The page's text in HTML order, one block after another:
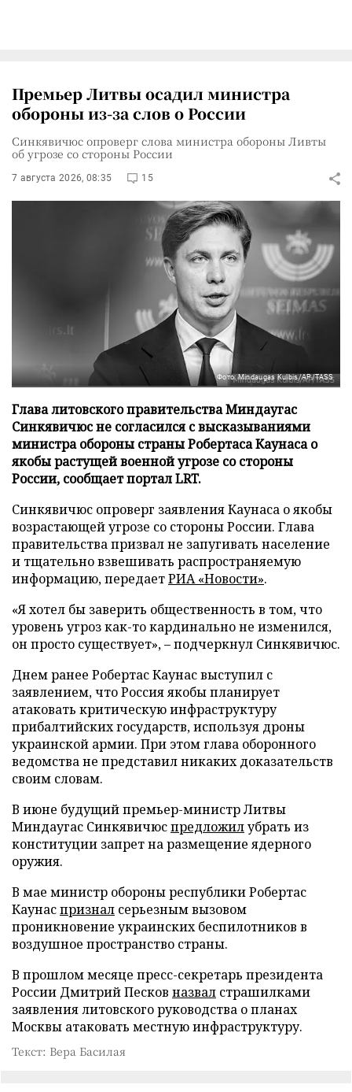
Премьер Литвы осадил министра
обороны из-за слов о России
Синкявичюс опроверг слова министра обороны Ливты
об угрозе со стороны России
7 августа 2026, 08:35 15
Фото: Mindaugas Kulbis/AP/TASS
Глава литовского правительства Миндаугас
Синкявичюс не согласился с высказываниями
министра обороны страны Робертаса Каунаса о
якобы растущей военной угрозе со стороны
России, сообщает портал LRT.
Синкявичюс опроверг заявления Каунаса о якобы
возрастающей угрозе со стороны России. Глава
правительства призвал не запугивать население
и тщательно взвешивать распространяемую
информацию, передаетРИА «Новости».
«Я хотел бы заверить общественность в том, что
уровень угроз как-то кардинально не изменился,
он просто существует», – подчеркнул Синкявичюс.
Днем ранее Робертас Каунас выступил с
заявлением, что Россия якобы планирует
атаковать критическую инфраструктуру
прибалтийских государств, используя дроны
украинской армии. При этом глава оборонного
ведомства не представил никаких доказательств
своим словам.
В июне будущий премьер-министр Литвы
Миндаугас Синкявичюспредложилубрать из
конституции запрет на размещение ядерного
оружия.
В мае министр обороны республики Робертас
Каунаспризнал серьезным вызовом
проникновение украинских беспилотников в
воздушное пространство страны.
В прошлом месяце пресс-секретарь президента
России Дмитрий Песков назвал страшилками
заявления литовского руководства о планах
Москвы атаковать местную инфраструктуру.
Текст: Вера Басилая